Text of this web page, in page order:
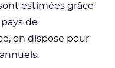
estimées grâce
de
on dispose pour